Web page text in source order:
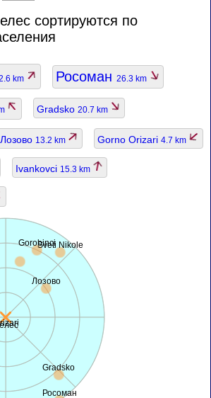
сортируются по
km Росоман 26.3 km
Gradsko 20.7 km
Лозово 13.2 km Gorno Orizari 4.7 km
Ivankovci 15.3 km
Sveti Nikole
Росоман
Gradsko
Лозово
Gorobinci